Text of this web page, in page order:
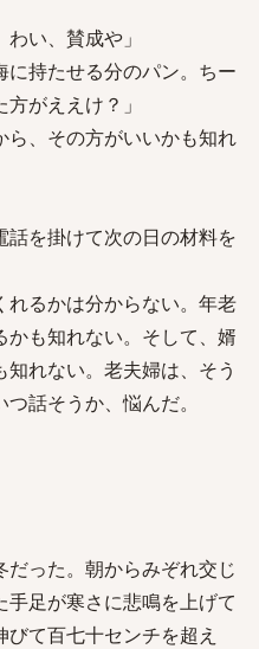
い、賛成や」
に持たせる分のパン。ちー
がええけ？」
ら、その方がいいかも知れ
を掛けて次の日の材料を
るかは分からない。年老
も知れない。そして、婿
れない。老夫婦は、そう
話そうか、悩んだ。
った。朝からみぞれ交じ
手足が寒さに悲鳴を上げて
て百七十センチを超え